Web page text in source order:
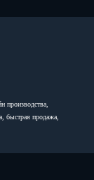
производства,
быстрая продажа,